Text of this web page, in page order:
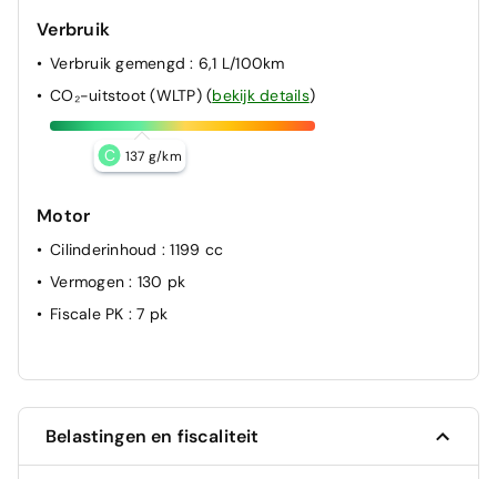
Verbruik
Verbruik gemengd: 6,1 L/100km
CO₂-uitstoot (WLTP) (bekijk details)
C 137 g/km
Motor
Cilinderinhoud : 1199 cc
Vermogen: 130 pk
Fiscale PK : 7 pk
Belastingen en fiscaliteit